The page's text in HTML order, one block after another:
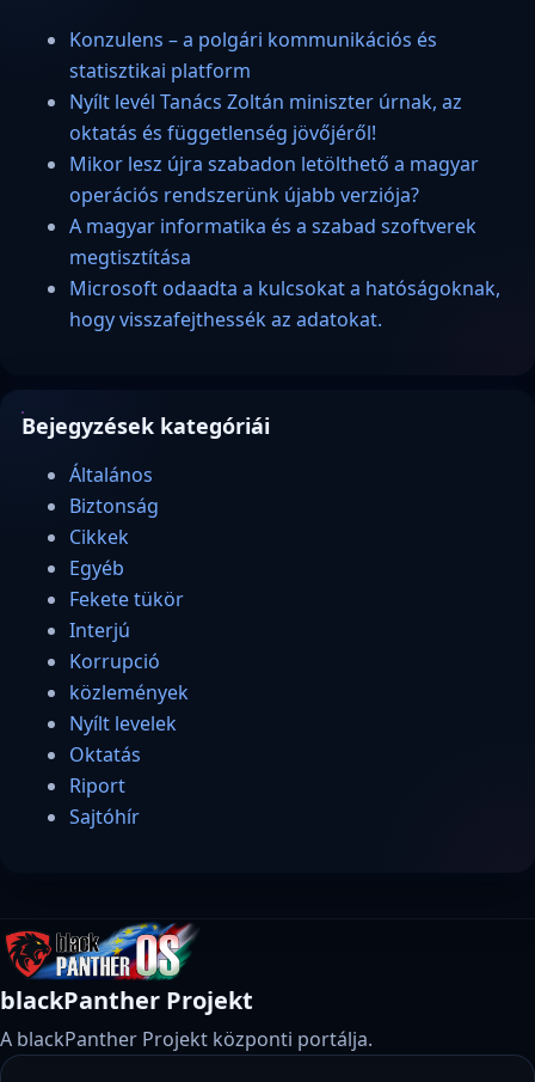
Konzulens – a polgári kommunikációs és
statisztikai platform
Nyílt levél Tanács Zoltán miniszter úrnak, az
oktatás és függetlenség jövőjéről!
Mikor lesz újra szabadon letölthető a magyar
operációs rendszerünk újabb verziója?
A magyar informatika és a szabad szoftverek
megtisztítása
Microsoft odaadta a kulcsokat a hatóságoknak,
hogy visszafejthessék az adatokat.
Bejegyzések kategóriái
Általános
Biztonság
Cikkek
Egyéb
Fekete tükör
Interjú
Korrupció
közlemények
Nyílt levelek
Oktatás
Riport
Sajtóhír
blackPanther Projekt
A blackPanther Projekt központi portálja.